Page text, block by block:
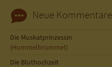
Neue Kommentare
Die Muskatprinzessin
(Hummelbrummel)
Die Bluthochzeit